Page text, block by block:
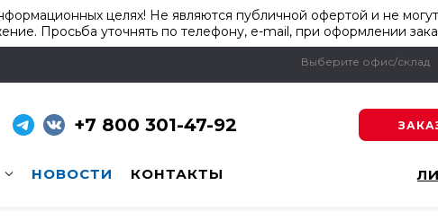
целях! Не являются публичной офертой и не
Просьба уточнять по телефону, e-mail, при оформлении
Выберите офис/склад
+7 800 301-47-92
НОВОСТИ КОНТАКТЫ